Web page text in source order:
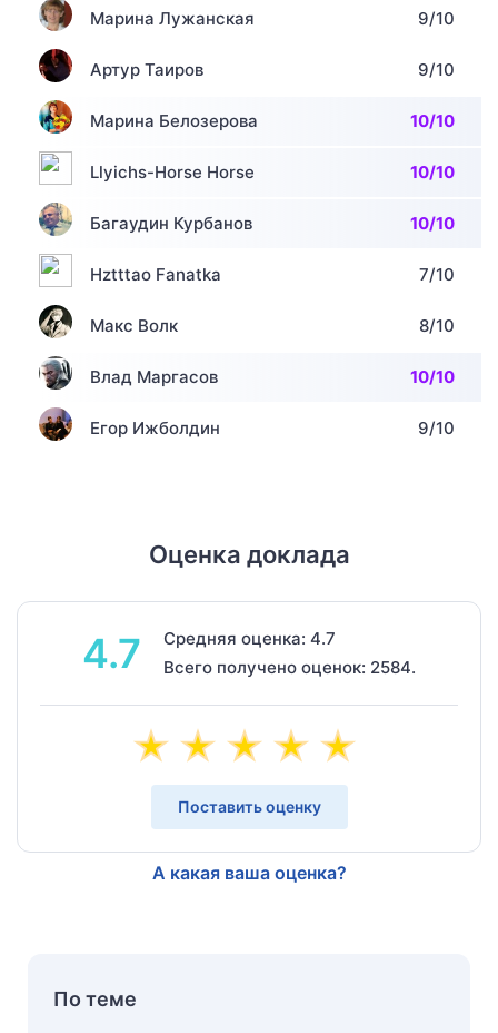
Марина Лужанская 9/10
Артур Таиров 9/10
Марина Белозерова 10/10
Llyichs-Horse Horse 10/10
Багаудин Курбанов 10/10
Hztttao Fanatka 7/10
Макс Волк 8/10
Влад Маргасов 10/10
Егор Ижболдин 9/10
Оценка доклада
4.7
Средняя оценка: 4.7
Всего получено оценок: 2584.
Поставить оценку
А какая ваша оценка?
По теме